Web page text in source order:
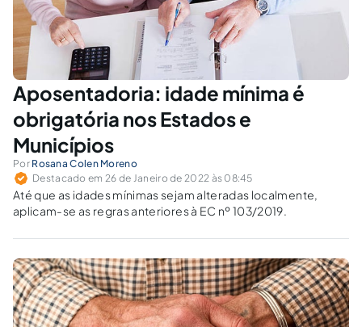
Aposentadoria: idade mínima é
obrigatória nos Estados e
Municípios
Por Rosana Colen Moreno
Destacado em 26 de Janeiro de 2022 às 08:45
Até que as idades mínimas sejam alteradas localmente,
aplicam-se as regras anteriores à EC nº 103/2019.